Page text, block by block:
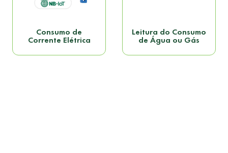
Consumo de
Corrente Elétrica
Leitura do Consumo
de Água ou Gás